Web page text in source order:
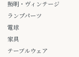
照明・ヴィンテージ
ランプパーツ
電球
家具
テーブルウェア